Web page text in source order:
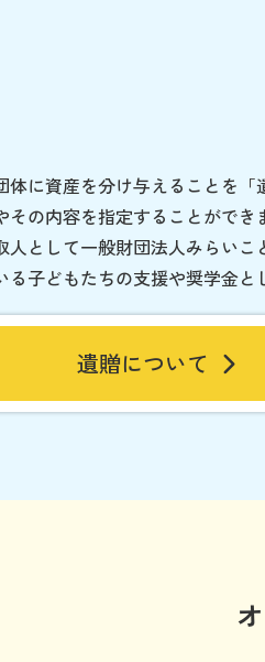
に資産を分け与えることを「
の内容を指定することができ
として一般財団法人みらいこ
子どもたちの支援や奨学金と
遺贈について